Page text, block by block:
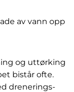
av vann opp
og uttørking
bistår ofte.
drenerings-